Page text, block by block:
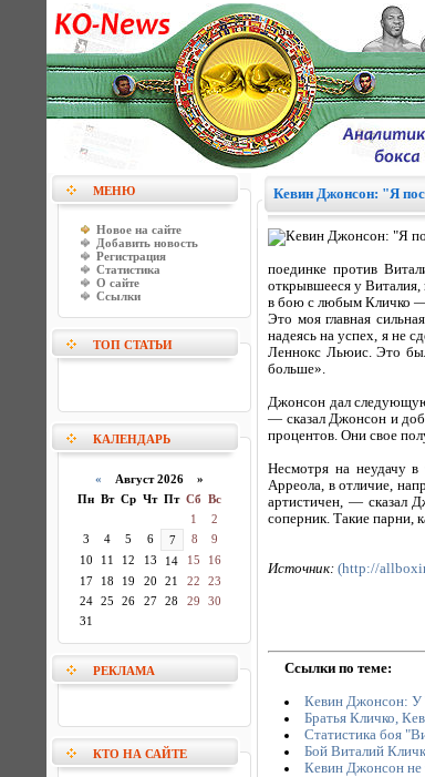
МЕНЮ
Новое на сайте
Добавить новость
Регистрация
Статистика
О сайте
Ссылки
ТОП СТАТЬИ
КАЛЕНДАРЬ
« Август 2026 »
Пн Вт Ср Чт Пт Сб Вс
1
2
3
4 5 6 7 8
9
10
11 12 13 14 15
16
17
18 19 20 21 22
23
24
25 26 27 28 29
30
31
РЕКЛАМА
КТО НА САЙТЕ
Кевин Джонсон: "Я
поединке против
открывшееся у
в бою с любым Кличко —
Это моя главная
надеясь на успех, я не
Леннокс Льюис. Это
больше».
Джонсон дал
— сказал Джонсон и
процентов. Они свое
Несмотря на неудачу в
Арреола, в отличие,
артистичен, — сказал
соперник. Такие парни,
Источник: (http://
Ссылки по теме:
Кевин Джонсон: У
Братья Кличко,
Статистика боя
Бой Виталий
Кевин Джонсон не